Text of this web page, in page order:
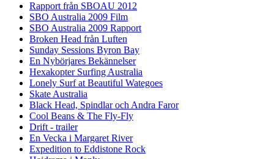
Rapport från SBOAU 2012
SBO Australia 2009 Film
SBO Australia 2009 Rapport
Broken Head från Luften
Sunday Sessions Byron Bay
En Nybörjares Bekännelser
Hexakopter Surfing Australia
Lonely Surf at Beautiful Wategoes
Skate Australia
Black Head, Spindlar och Andra Faror
Cool Beans & The Fly-Fly
Drift - trailer
En Vecka i Margaret River
Expedition to Eddistone Rock